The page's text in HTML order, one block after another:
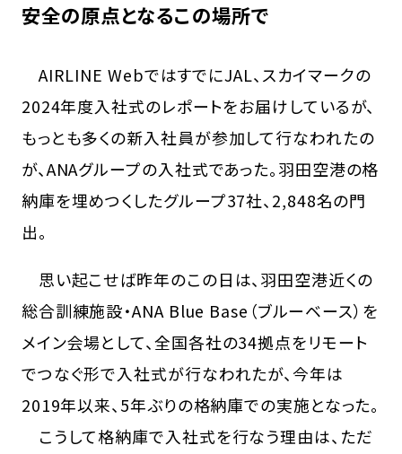
安全の原点となるこの場所で
AIRLINE WebではすでにJAL、スカイマークの
2024年度入社式のレポートをお届けしているが、
もっとも多くの新入社員が参加して行なわれたの
が、ANAグループの入社式であった。羽田空港の格
納庫を埋めつくしたグループ37社、2,848名の門
出。
思い起こせば昨年のこの日は、羽田空港近くの
総合訓練施設・ANA Blue Base（ブルーベース）を
メイン会場として、全国各社の34拠点をリモート
でつなぐ形で入社式が行なわれたが、今年は
2019年以来、5年ぶりの格納庫での実施となった。
こうして格納庫で入社式を行なう理由は、ただ